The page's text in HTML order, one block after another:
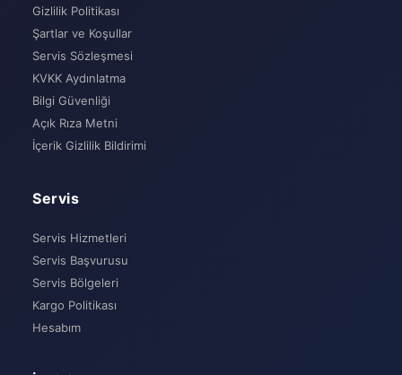
Gizlilik Politikası
Şartlar ve Koşullar
Servis Sözleşmesi
KVKK Aydınlatma
Bilgi Güvenliği
Açık Rıza Metni
İçerik Gizlilik Bildirimi
Servis
Servis Hizmetleri
Servis Başvurusu
Servis Bölgeleri
Kargo Politikası
Hesabım